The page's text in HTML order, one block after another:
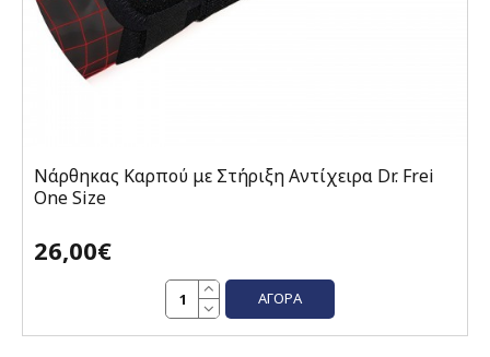
Νάρθηκας Καρπού με Στήριξη Αντίχειρα Dr. Frei
One Size
26,00€
ΑΓΟΡΆ